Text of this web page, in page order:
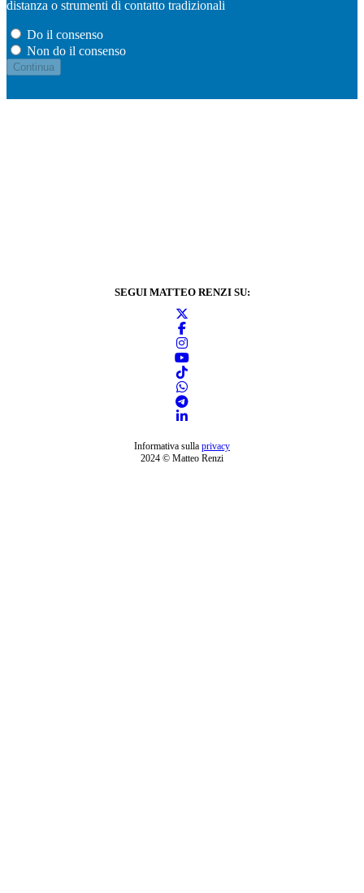
distanza o strumenti di contatto tradizionali
Do il consenso
Non do il consenso
SEGUI MATTEO RENZI SU:
Informativa sulla privacy
2024 © Matteo Renzi